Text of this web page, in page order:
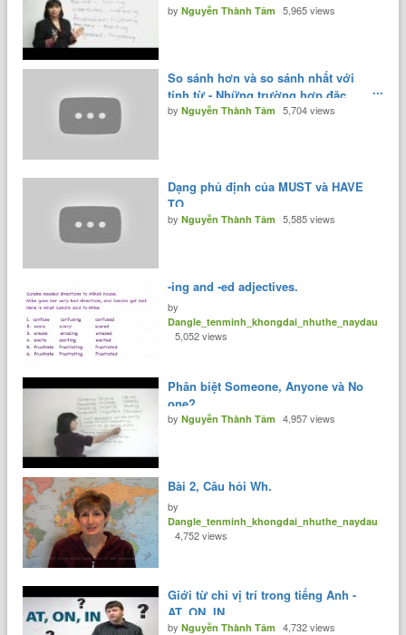
byNguyễn Thành Tâm 5,965 views
So sánh hơn và so sánh nhất với
tính từ - Những trường hợp đặc
biệt.
byNguyễn Thành Tâm 5,704 views
Dạng phủ định của MUST và HAVE
TO
byNguyễn Thành Tâm 5,585 views
-ing and -ed adjectives.
by
Dangle_tenminh_khongdai_nhuthe_naydau
5,052 views
Phân biệt Someone, Anyone và No
one?
byNguyễn Thành Tâm 4,957 views
Bài 2, Câu hỏi Wh.
by
Dangle_tenminh_khongdai_nhuthe_naydau
4,752 views
Giới từ chỉ vị trí trong tiếng Anh -
AT, ON, IN
byNguyễn Thành Tâm 4,732 views